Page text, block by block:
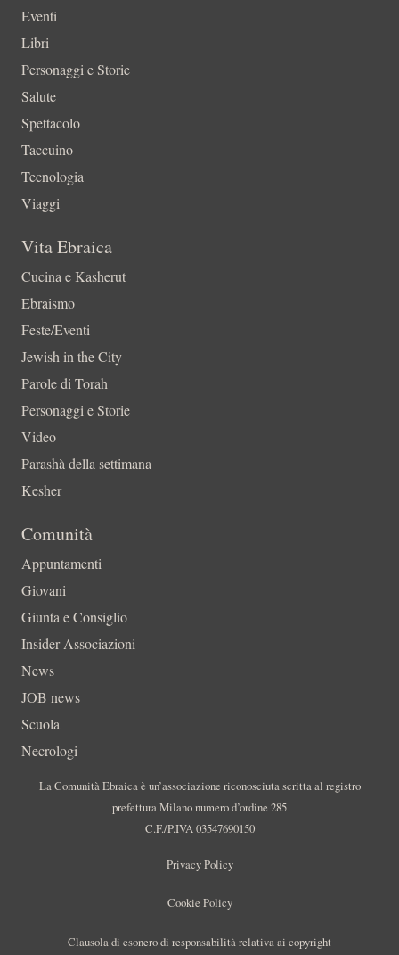
Eventi
Libri
Personaggi e Storie
Salute
Spettacolo
Taccuino
Tecnologia
Viaggi
Vita Ebraica
Cucina e Kasherut
Ebraismo
Feste/Eventi
Jewish in the City
Parole di Torah
Personaggi e Storie
Video
Parashà della settimana
Kesher
Comunità
Appuntamenti
Giovani
Giunta e Consiglio
Insider-Associazioni
News
JOB news
Scuola
Necrologi
La Comunità Ebraica è un’associazione riconosciuta scritta al registro
prefettura Milano numero d’ordine 285
C.F./P.IVA 03547690150
Privacy Policy
Cookie Policy
Clausola di esonero di responsabilità relativa ai copyright